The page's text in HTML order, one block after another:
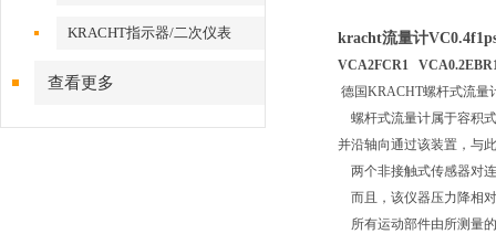
KRACHT指示器/二次仪表
查看更多
kracht流量计
VCA2FCR1
德国KRACHT螺杆式流量
螺杆式流量计属于容积
并沿轴向通过该装置，与
两个非接触式传感器对
而且，该仪器压力降相
所有运动部件由所测量